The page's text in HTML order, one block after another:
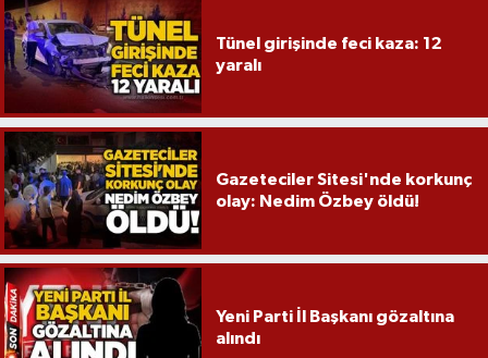
Tünel girişinde feci kaza: 12
yaralı
Gazeteciler Sitesi'nde korkunç
olay: Nedim Özbey öldü!
Yeni Parti İl Başkanı gözaltına
alındı